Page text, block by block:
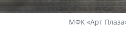
МФК «Арт